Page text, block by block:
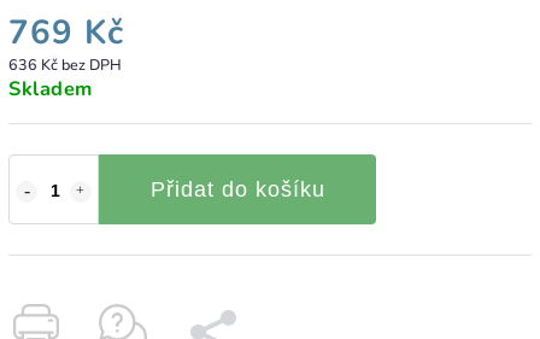
769 Kč
636 Kč bez DPH
Skladem
Přidat do košíku